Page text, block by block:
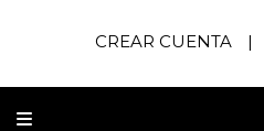
CREAR CUENTA